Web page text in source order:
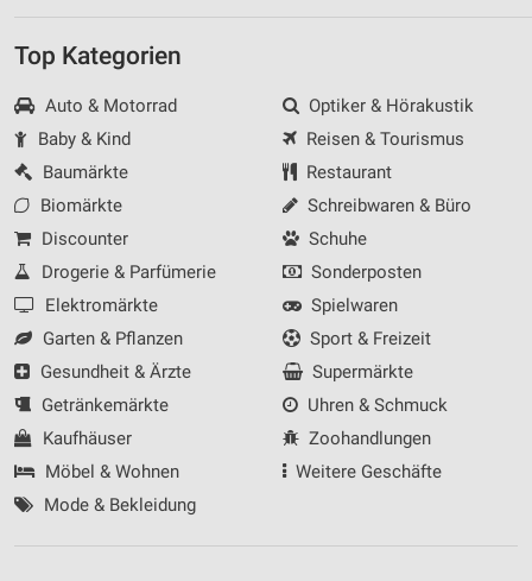
Top Kategorien
Auto & Motorrad
Baby & Kind
Baumärkte
Biomärkte
Discounter
Drogerie & Parfümerie
Elektromärkte
Garten & Pflanzen
Gesundheit & Ärzte
Getränkemärkte
Kaufhäuser
Möbel & Wohnen
Mode & Bekleidung
Optiker & Hörakustik
Reisen & Tourismus
Restaurant
Schreibwaren & Büro
Schuhe
Sonderposten
Spielwaren
Sport & Freizeit
Supermärkte
Uhren & Schmuck
Zoohandlungen
Weitere Geschäfte